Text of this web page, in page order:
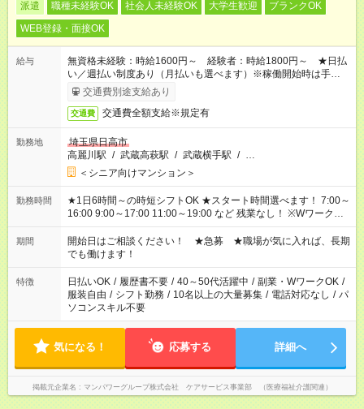
派遣 職種未経験OK 社会人未経験OK 大学生歓迎
ブランクOK
WEB登録・面接OK
給与
無資格未経験：時給1600円～ 経験者：時給1800円～ ★日払
い／週払い制度あり（月払いも選べます）※稼働開始時は手続き
完了次第のお支払いとなります。
交通費別途支給あり
交通費 交通費全額支給※規定有
勤務地
埼玉県日高市
高麗川駅 / 武蔵高萩駅 / 武蔵横手駅 / …
＜シニア向けマンション＞
勤務時間
★1日6時間～の時短シフトOK ★スタート時間選べます！ 7:00～
16:00 9:00～17:00 11:00～19:00 など 残業なし！ ※Wワークの
場合、他のお仕事と合わせ週40時間超の就業はご案内できませ
ん ※法令に基づき、週20時間以上勤務は社会保険への加入対象
となります ※労働者派遣法（日雇い派遣の原則禁止）により、
短時間・短期間の就業はご案内が難しい場合があります
期間
開始日はご相談ください！ ★急募 ★職場が気に入れば、長期
でも働けます！
特徴 日払いOK / 履歴書不要 / 40～50代活躍中 / 副業・WワークOK /
服装自由 / シフト勤務 / 10名以上の大量募集 / 電話対応なし / パ
ソコンスキル不要
気になる！ 応募する 詳細へ
掲載元企業名 マンパワーグループ株式会社 ケアサービス事業部 （医療福祉介護関連）